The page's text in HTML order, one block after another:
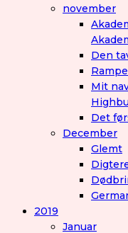
november
Den
Mit
Det
December
Glemt
2019
Januar